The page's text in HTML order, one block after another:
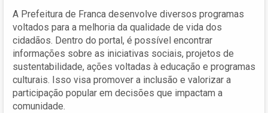
A Prefeitura de Franca desenvolve diversos programas
voltados para a melhoria da qualidade de vida dos
cidadãos. Dentro do portal, é possível encontrar
informações sobre as iniciativas sociais, projetos de
sustentabilidade, ações voltadas à educação e programas
culturais. Isso visa promover a inclusão e valorizar a
participação popular em decisões que impactam a
comunidade.